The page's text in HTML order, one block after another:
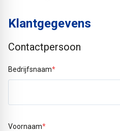
Klantgegevens
Contactpersoon
Bedrijfsnaam*
Voornaam*